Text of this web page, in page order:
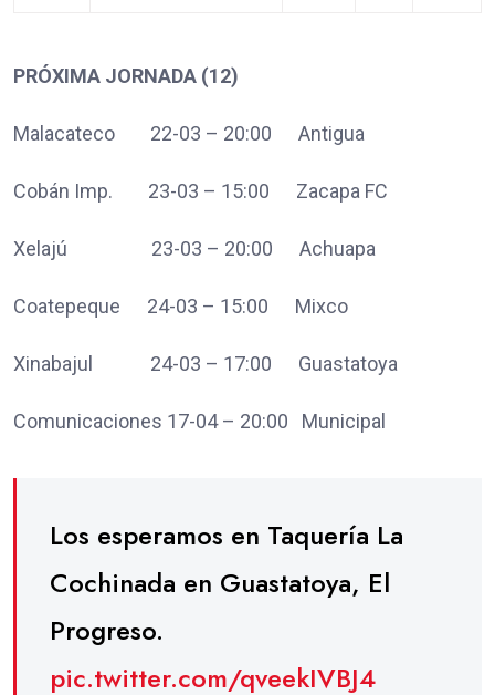
PRÓXIMA JORNADA (12)
Malacateco 22-03 – 20:00 Antigua
Cobán Imp. 23-03 – 15:00 Zacapa FC
Xelajú 23-03 – 20:00 Achuapa
Coatepeque 24-03 – 15:00 Mixco
Xinabajul 24-03 – 17:00 Guastatoya
Comunicaciones 17-04 – 20:00 Municipal
Los esperamos en Taquería La
Cochinada en Guastatoya, El
Progreso.
pic.twitter.com/qveekIVBJ4